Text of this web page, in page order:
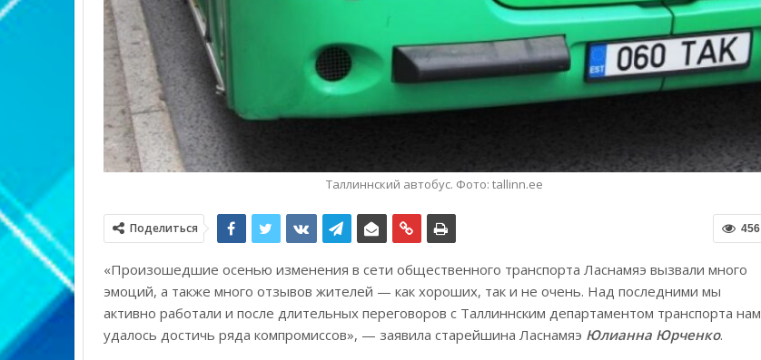
Таллиннский автобус. Фото: tallinn.ee
456
Поделиться
«Произошедшие осенью изменения в сети общественного транспорта Ласнамяэ вызвали много
эмоций, а также много отзывов жителей — как хороших, так и не очень. Над последними мы
активно работали и после длительных переговоров с Таллиннским департаментом транспорта нам
удалось достичь ряда компромиссов», — заявила старейшина Ласнамяэ Юлианна Юрченко.